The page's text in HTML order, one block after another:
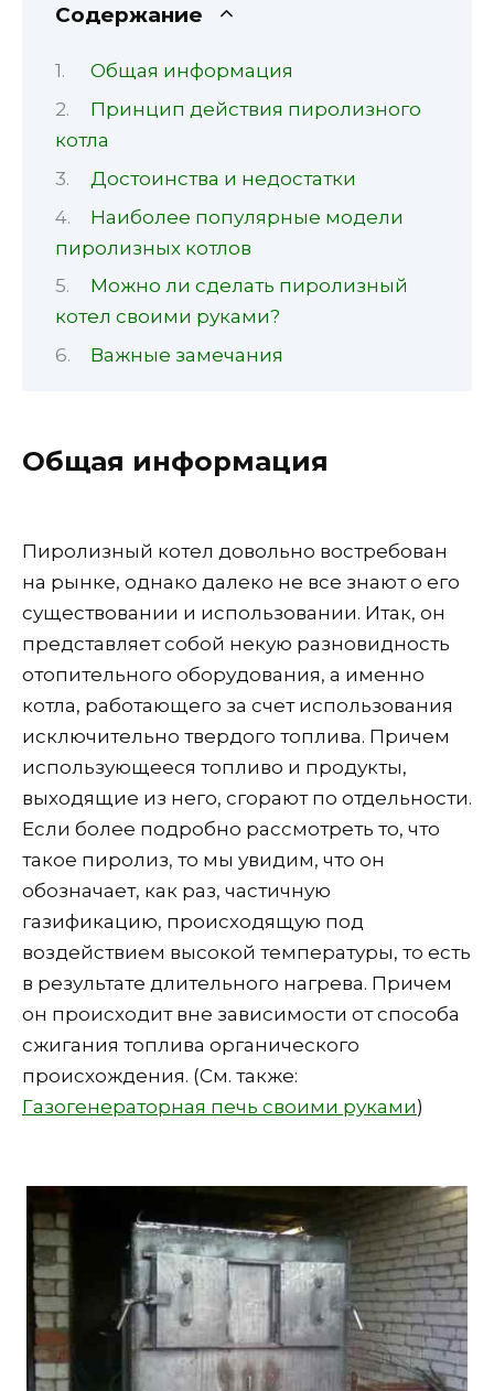
Содержание
Общая информация
Принцип действия пиролизного
котла
Достоинства и недостатки
Наиболее популярные модели
пиролизных котлов
Можно ли сделать пиролизный
котел своими руками?
Важные замечания
Общая информация
Пиролизный котел довольно востребован
на рынке, однако далеко не все знают о его
существовании и использовании. Итак, он
представляет собой некую разновидность
отопительного оборудования, а именно
котла, работающего за счет использования
исключительно твердого топлива. Причем
использующееся топливо и продукты,
выходящие из него, сгорают по отдельности.
Если более подробно рассмотреть то, что
такое пиролиз, то мы увидим, что он
обозначает, как раз, частичную
газификацию, происходящую под
воздействием высокой температуры, то есть
в результате длительного нагрева. Причем
он происходит вне зависимости от способа
сжигания топлива органического
происхождения. (См. также:
Газогенераторная печь своими руками)